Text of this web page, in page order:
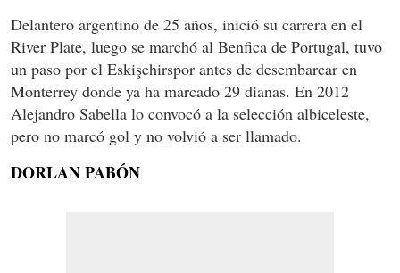
Delantero argentino de 25 años, inició su carrera en el
River Plate, luego se marchó al Benfica de Portugal, tuvo
un paso por el Eskişehirspor antes de desembarcar en
Monterrey donde ya ha marcado 29 dianas. En 2012
Alejandro Sabella lo convocó a la selección albiceleste,
pero no marcó gol y no volvió a ser llamado.
DORLAN PABÓN